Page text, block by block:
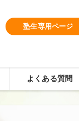
塾生専用ページ
よくある質問